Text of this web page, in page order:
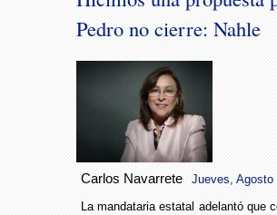
Pedro no cierre: Nahle
Carlos Navarrete Jueves, Agosto
La mandataria estatal adelantó que